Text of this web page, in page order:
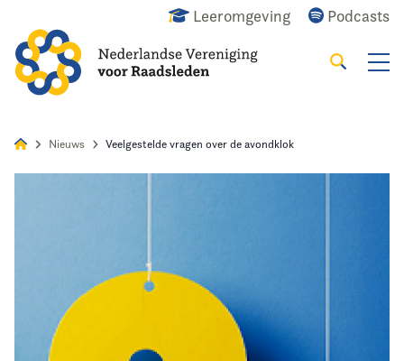
Leeromgeving Podcasts
Zoeken
Opleiding
Nieuws Veelgestelde vragen over de avondklok